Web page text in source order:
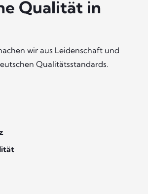
Qualität in
wir aus Leidenschaft und
Qualitätsstandards.